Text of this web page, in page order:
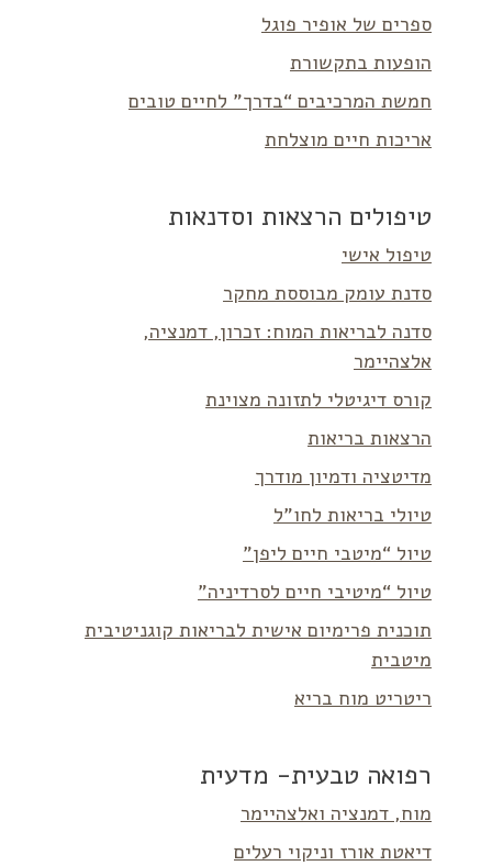
ספרים של אופיר פוגל
הופעות בתקשורת
חמשת המרכיבים “בדרך” לחיים טובים
אריכות חיים מוצלחת
טיפולים הרצאות וסדנאות
טיפול אישי
סדנת עומק מבוססת מחקר
סדנה לבריאות המוח: זכרון, דמנציה,
אלצהיימר
קורס דיגיטלי לתזונה מצוינת
הרצאות בריאות
מדיטציה ודמיון מודרך
טיולי בריאות לחו”ל
טיול “מיטבי חיים ליפן”
טיול “מיטיבי חיים לסרדיניה”
תוכנית פרימיום אישית לבריאות קוגניטיבית
מיטבית
ריטריט מוח בריא
רפואה טבעית- מדעית
מוח, דמנציה ואלצהיימר
דיאטת אורז וניקוי רעלים